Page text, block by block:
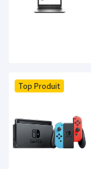
Top Produit